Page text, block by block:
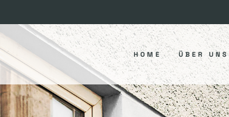
HOME ÜBER UNS